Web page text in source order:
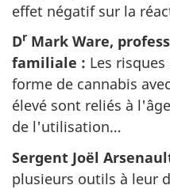
effet négatif sur la
Dr Mark Ware,
familiale : Les
forme de cannabis
élevé sont reliés à
de l'utilisation…
Sergent Joël
plusieurs outils à leur